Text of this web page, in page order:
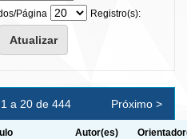
Página
Registro(s):
a 20 de 444 Próximo >
Autor(es)